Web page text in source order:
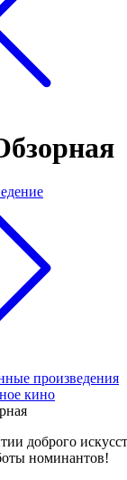
произведения
кино
доброго
номинантов!